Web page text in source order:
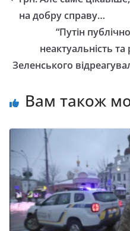
на добру справу…
“Путін
неактуальність та
Зеленського
Вам також